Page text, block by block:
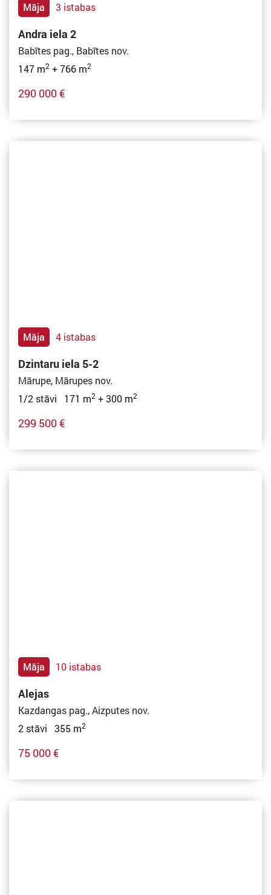
Māja 3 istabas
Andra iela 2
Babītes pag., Babītes nov.
147 m2 + 766 m2
290 000 €
Māja 4 istabas
Dzintaru iela 5-2
Mārupe, Mārupes nov.
1/2 stāvi 171 m2 + 300 m2
299 500 €
Māja 10 istabas
Alejas
Kazdangas pag., Aizputes nov.
2 stāvi 355 m2
75 000 €